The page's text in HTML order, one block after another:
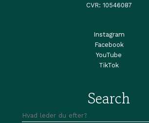
CVR: 10546087
Instagram
Facebook
YouTube
TikTok
Search
Søg